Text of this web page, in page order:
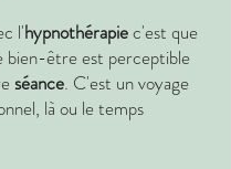
l'hypnothérapiec'est que
bien-être est perceptible
séance. C'est un voyage
là ou le temps